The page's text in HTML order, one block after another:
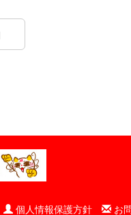
個人情報保護方針 お